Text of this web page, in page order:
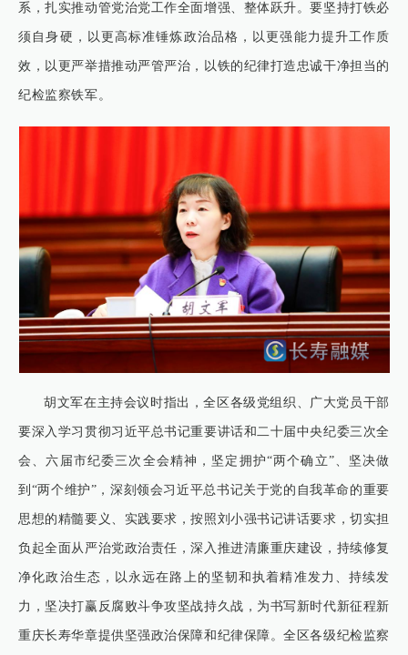
系，扎实推动管党治党工作全面增强、整体跃升。要坚持打铁必
须自身硬，以更高标准锤炼政治品格，以更强能力提升工作质
效，以更严举措推动严管严治，以铁的纪律打造忠诚干净担当的
纪检监察铁军。
胡文军在主持会议时指出，全区各级党组织、广大党员干部
要深入学习贯彻习近平总书记重要讲话和二十届中央纪委三次全
会、六届市纪委三次全会精神，坚定拥护“两个确立”、坚决做
到“两个维护”，深刻领会习近平总书记关于党的自我革命的重要
思想的精髓要义、实践要求，按照刘小强书记讲话要求，切实担
负起全面从严治党政治责任，深入推进清廉重庆建设，持续修复
净化政治生态，以永远在路上的坚韧和执着精准发力、持续发
力，坚决打赢反腐败斗争攻坚战持久战，为书写新时代新征程新
重庆长寿华章提供坚强政治保障和纪律保障。全区各级纪检监察